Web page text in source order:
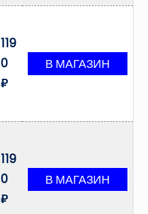
119
0
₽
119
0
₽